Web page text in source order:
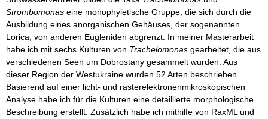
Strombomonas eine monophyletische Gruppe, die sich durch die
Ausbildung eines anorganischen Gehäuses, der sogenannten
Lorica, von anderen Eugleniden abgrenzt. In meiner Masterarbeit
habe ich mit sechs Kulturen von Trachelomonas gearbeitet, die aus
verschiedenen Seen um Dobrostany gesammelt wurden. Aus
dieser Region der Westukraine wurden 52 Arten beschrieben.
Basierend auf einer licht- und rasterelektronenmikroskopischen
Analyse habe ich für die Kulturen eine detaillierte morphologische
Beschreibung erstellt. Zusätzlich habe ich mithilfe von RaxML und